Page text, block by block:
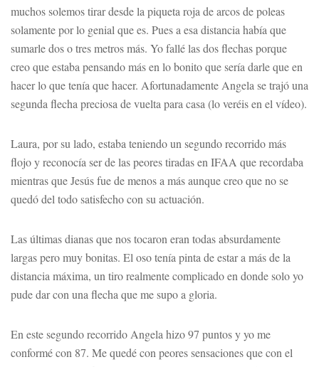
muchos solemos tirar desde la piqueta roja de arcos de poleas
solamente por lo genial que es. Pues a esa distancia había que
sumarle dos o tres metros más. Yo fallé las dos flechas porque
creo que estaba pensando más en lo bonito que sería darle que en
hacer lo que tenía que hacer. Afortunadamente Angela se trajó una
segunda flecha preciosa de vuelta para casa (lo veréis en el vídeo).
Laura, por su lado, estaba teniendo un segundo recorrido más
flojo y reconocía ser de las peores tiradas en IFAA que recordaba
mientras que Jesús fue de menos a más aunque creo que no se
quedó del todo satisfecho con su actuación.
Las últimas dianas que nos tocaron eran todas absurdamente
largas pero muy bonitas. El oso tenía pinta de estar a más de la
distancia máxima, un tiro realmente complicado en donde solo yo
pude dar con una flecha que me supo a gloria.
En este segundo recorrido Angela hizo 97 puntos y yo me
conformé con 87. Me quedé con peores sensaciones que con el